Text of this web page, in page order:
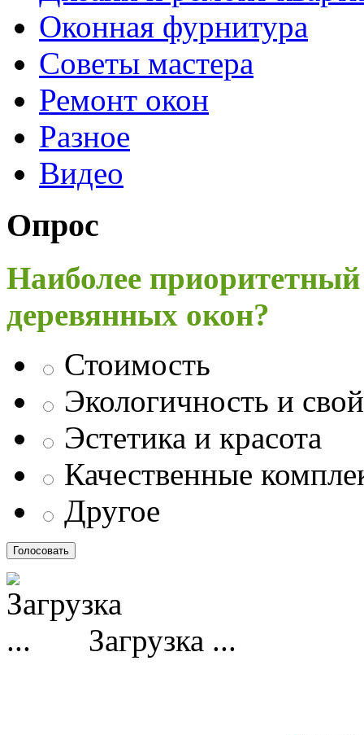
Оконная фурнитура
Советы мастера
Ремонт окон
Разное
Видео
Опрос
Наиболее
деревянных окон?
Стоимость
Экологичность и
Эстетика и красота
Качественные
Другое
Загрузка ...